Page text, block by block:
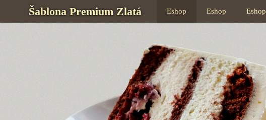
Šablona Premium Zlatá Eshop Eshop Eshop